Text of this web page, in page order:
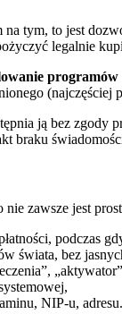
tym, to jest
legalnie
ją bez zgody
braku
zawsze jest
podczas
świata, bez
NIP-u, adresu.